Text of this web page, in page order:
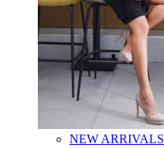
NEW ARRIVALS